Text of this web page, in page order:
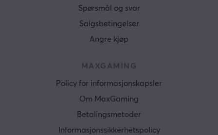
Spørsmål og svar
Salgsbetingelser
Angre kjøp
MAXGAMING
Policy for informasjonskapsler
Om MaxGaming
Betalingsmetoder
Informasjonssikkerhetspolicy